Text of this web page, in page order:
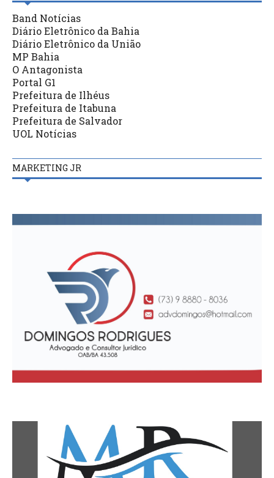
Band Notícias
Diário Eletrônico da Bahia
Diário Eletrônico da União
MP Bahia
O Antagonista
Portal G1
Prefeitura de Ilhéus
Prefeitura de Itabuna
Prefeitura de Salvador
UOL Notícias
MARKETING JR